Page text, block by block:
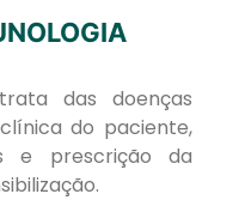
das doenças
do paciente,
e prescrição da